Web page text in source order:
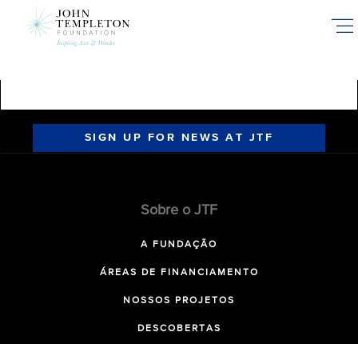
SIGN UP FOR NEWS AT JTF
Sobre o JTF
A FUNDAÇÃO
ÁREAS DE FINANCIAMENTO
NOSSOS PROJETOS
DESCOBERTAS